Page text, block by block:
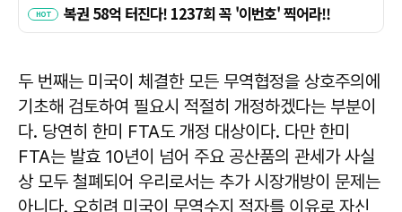
두 번째는 미국이 체결한 모든 무역협정을 상호주의에
기초해 검토하여 필요시 적절히 개정하겠다는 부분이
다. 당연히 한미 FTA도 개정 대상이다. 다만 한미
FTA는 발효 10년이 넘어 주요 공산품의 관세가 사실
상 모두 철폐되어 우리로서는 추가 시장개방이 문제는
아니다. 오히려 미국이 무역수지 적자를 이유로 자신